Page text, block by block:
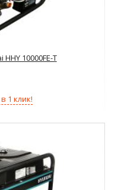
10000FE-T
1 клик!